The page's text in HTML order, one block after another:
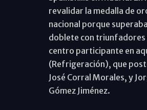
revalidar la medalla de
nacional porque
doblete con triunfadores
centro participante en
(Refrigeración), que
José Corral Morales, y
Gómez Jiménez.